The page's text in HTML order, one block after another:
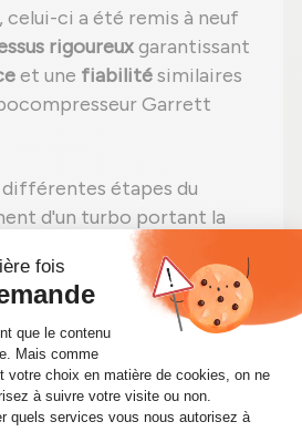
celui-ci a été remis à neuf
rigoureuxgarantissant
et une fiabilitésimilaires
Garrett
différentes étapes du
d'un turbo portant la
0002 ?
total pour un
;
professionnel
;
rigoureuxde chaque